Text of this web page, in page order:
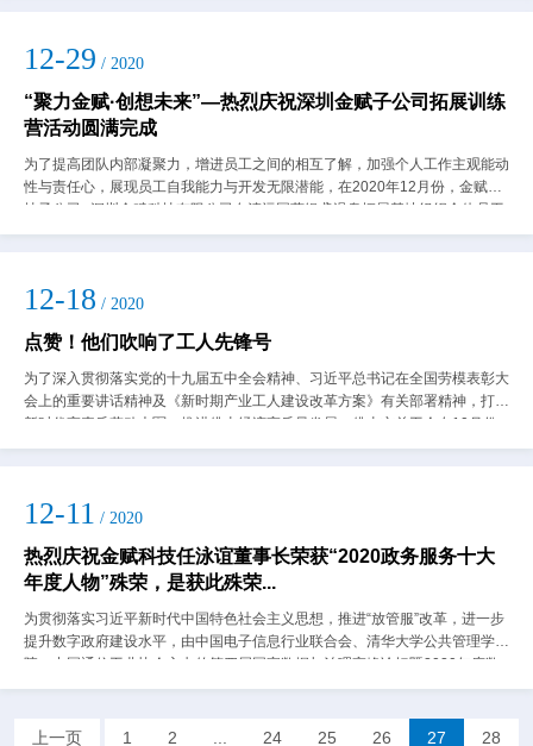
12-29 / 2020
“聚力金赋·创想未来”—热烈庆祝深圳金赋子公司拓展训练
营活动圆满完成
为了提高团队内部凝聚力，增进员工之间的相互了解，加强个人工作主观能动
性与责任心，展现员工自我能力与开发无限潜能，在2020年12月份，金赋科
技子公司--深圳金赋科技有限公司在清远国营银盏温泉拓展基地组织全体员工
举办了主题为“聚力金赋·创想未...
12-18 / 2020
点赞！他们吹响了工人先锋号
为了深入贯彻落实党的十九届五中全会精神、习近平总书记在全国劳模表彰大
会上的重要讲话精神及《新时期产业工人建设改革方案》有关部署精神，打造
新时代高素质劳动大军，推进佛山经济高质量发展，佛山市总工会在10月份
向全市单位、企业、个人收集先进案例。...
12-11 / 2020
热烈庆祝金赋科技任泳谊董事长荣获“2020政务服务十大
年度人物”殊荣，是获此殊荣...
为贯彻落实习近平新时代中国特色社会主义思想，推进“放管服”改革，进一步
提升数字政府建设水平，由中国电子信息行业联合会、清华大学公共管理学
院、中国通信工业协会主办的第四届国家数据与治理高峰论坛暨2020年度数
字政务服务博览会于 12...
上一页 1 2 24 25 26 27 28